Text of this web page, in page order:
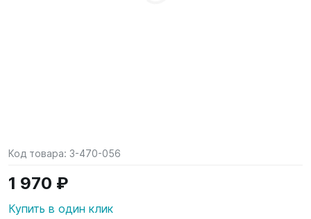
Код товара: 3-470-056
1 970 ₽
Купить в один клик